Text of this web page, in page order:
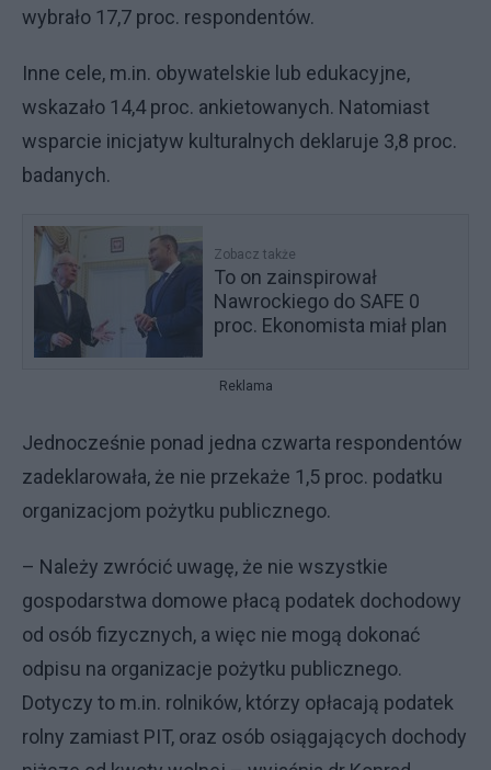
wybrało 17,7 proc. respondentów.
Inne cele, m.in. obywatelskie lub edukacyjne,
wskazało 14,4 proc. ankietowanych. Natomiast
wsparcie inicjatyw kulturalnych deklaruje 3,8 proc.
badanych.
Zobacz także
To on zainspirował
Nawrockiego do SAFE 0
proc. Ekonomista miał plan
Reklama
Jednocześnie ponad jedna czwarta respondentów
zadeklarowała, że nie przekaże 1,5 proc. podatku
organizacjom pożytku publicznego.
– Należy zwrócić uwagę, że nie wszystkie
gospodarstwa domowe płacą podatek dochodowy
od osób fizycznych, a więc nie mogą dokonać
odpisu na organizacje pożytku publicznego.
Dotyczy to m.in. rolników, którzy opłacają podatek
rolny zamiast PIT, oraz osób osiągających dochody